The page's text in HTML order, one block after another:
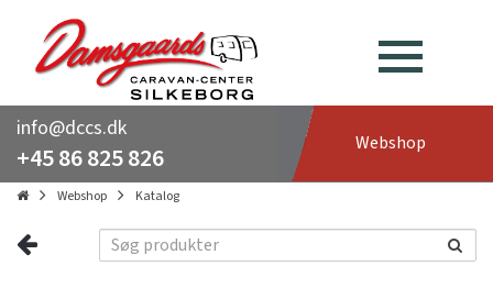
info@dccs.dk
+45 86 825 826 Webshop
Webshop Katalog